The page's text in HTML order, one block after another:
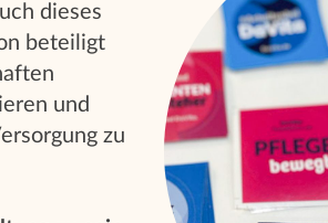
dieses
beteiligt
und
zu